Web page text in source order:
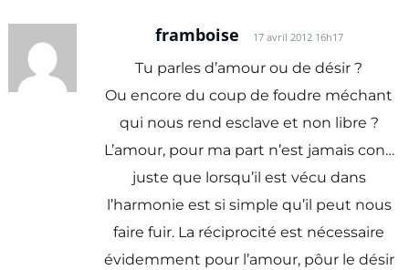
framboise 17 avril 2012 16h17
Tu parles d’amour ou de désir ?
Ou encore du coup de foudre méchant
qui nous rend esclave et non libre ?
L’amour, pour ma part n’est jamais con…
juste que lorsqu’il est vécu dans
l’harmonie est si simple qu’il peut nous
faire fuir. La réciprocité est nécessaire
évidemment pour l’amour, pôur le désir